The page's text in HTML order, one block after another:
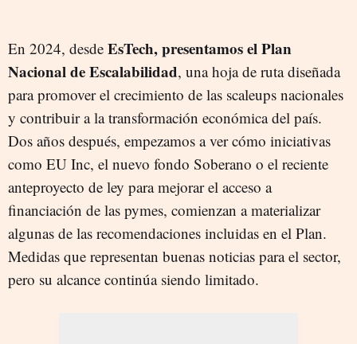
En 2024, desde EsTech, presentamos el Plan
Nacional de Escalabilidad, una hoja de ruta diseñada
para promover el crecimiento de las scaleups nacionales
y contribuir a la transformación económica del país.
Dos años después, empezamos a ver cómo iniciativas
como EU Inc, el nuevo fondo Soberano o el reciente
anteproyecto de ley para mejorar el acceso a
financiación de las pymes, comienzan a materializar
algunas de las recomendaciones incluidas en el Plan.
Medidas que representan buenas noticias para el sector,
pero su alcance continúa siendo limitado.